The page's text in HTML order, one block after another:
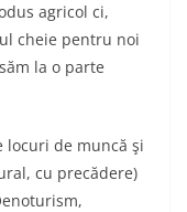
agricol ci,
cheie pentru noi
la o parte
locuri de muncă şi
cu precădere)